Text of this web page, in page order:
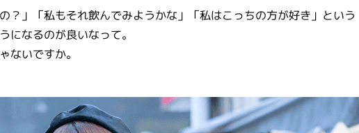
？」「私もそれ飲んでみようかな」「私はこっちの方が好き」という
になるのが良いなって。
ないですか。